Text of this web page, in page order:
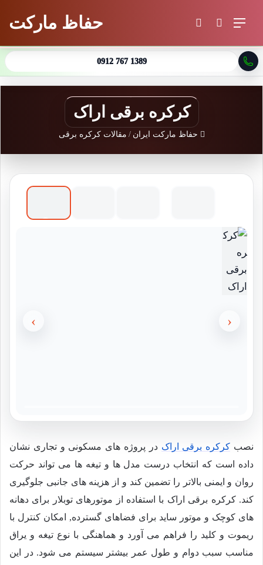
منو جستجو برای حفاظ مارکت
0912 767 1389
کرکره برقی اراک
حفاظ مارکت ایران / مقالات کرکره برقی
‹
›
نصب کرکره برقی اراک در پروژه های مسکونی و تجاری نشان
داده است که انتخاب درست مدل ها و تیغه ها می تواند حرکت
روان و ایمنی بالاتر را تضمین کند و از هزینه های جانبی جلوگیری
کند. کرکره برقی اراک با استفاده از موتورهای توبلار برای دهانه
های کوچک و موتور ساید برای فضاهای گسترده, امکان کنترل با
ریموت و کلید را فراهم می آورد و هماهنگی با نوع تیغه و یراق
مناسب سبب دوام و طول عمر بیشتر سیستم می شود. در این